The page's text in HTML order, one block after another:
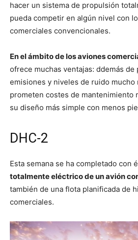
hacer un sistema de propulsión
pueda competir en algún nivel con
comerciales convencionales.
En el ámbito de los aviones
ofrece muchas ventajas: ddemás de
emisiones y niveles de ruido mucho
prometen costes de mantenimiento
su diseño más simple con menos
DHC-2
Esta semana se ha completado con
totalmente eléctrico de un avión
también de una flota planificada de
comerciales.